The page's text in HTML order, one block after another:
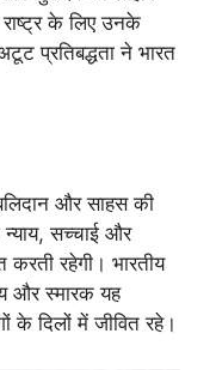
के लिए उनके
प्रतिबद्धता ने भारत
और साहस की
न्याय, सच्चाई और
रहेगी। भारतीय
और स्मारक यह
के दिलों में जीवित रहे।